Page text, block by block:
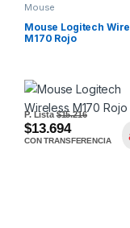
Mouse
Mouse Logitech
M170 Rojo
P. Lista$15.216
$13.694
CON TRANSFERENCIA